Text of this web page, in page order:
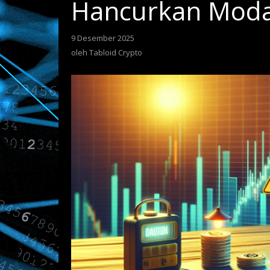
Hancurkan
9 Desember 2025
Tabloid
oleh Tabloid Crypto